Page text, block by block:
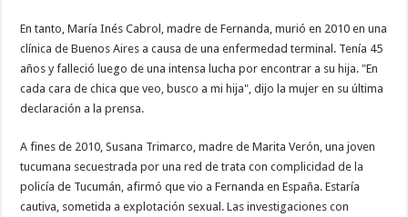
En tanto, María Inés Cabrol, madre de Fernanda, murió en 2010 en una
clínica de Buenos Aires a causa de una enfermedad terminal. Tenía 45
años y falleció luego de una intensa lucha por encontrar a su hija. "En
cada cara de chica que veo, busco a mi hija", dijo la mujer en su última
declaración a la prensa.
A fines de 2010, Susana Trimarco, madre de Marita Verón, una joven
tucumana secuestrada por una red de trata con complicidad de la
policía de Tucumán, afirmó que vio a Fernanda en España. Estaría
cautiva, sometida a explotación sexual. Las investigaciones con